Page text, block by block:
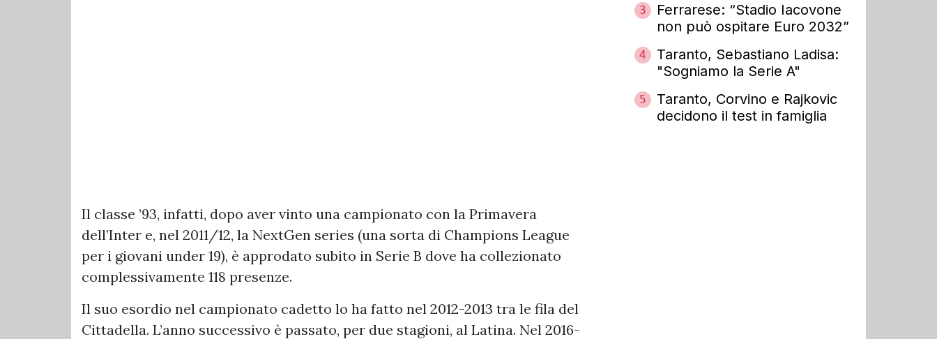
Il classe ’93, infatti, dopo aver vinto una campionato con la Primavera
dell’Inter e, nel 2011/12, la NextGen series (una sorta di Champions League
per i giovani under 19), è approdato subito in Serie B dove ha collezionato
complessivamente 118 presenze.
Il suo esordio nel campionato cadetto lo ha fatto nel 2012-2013 tra le fila del
Cittadella. L’anno successivo è passato, per due stagioni, al Latina. Nel 2016-
3
Ferrarese: “Stadio Iacovone
non può ospitare Euro 2032”
4
Taranto, Sebastiano Ladisa:
"Sogniamo la Serie A"
5
Taranto, Corvino e Rajkovic
decidono il test in famiglia